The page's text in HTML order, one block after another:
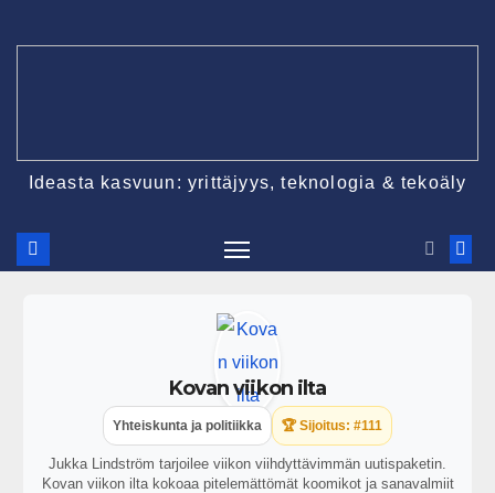
Ideasta kasvuun: yrittäjyys, teknologia & tekoäly
Kovan viikon ilta
Yhteiskunta ja politiikka 🏆 Sijoitus: #111
Jukka Lindström tarjoilee viikon viihdyttävimmän uutispaketin.
Kovan viikon ilta kokoaa pitelemättömät koomikot ja sanavalmiit